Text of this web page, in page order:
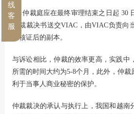
6）仲裁庭应在最终审理结束之日起 30
仲裁裁决书送交VIAC，由VIAC负责向
经核证后的副本。
与诉讼相比，仲裁的效率更高，实践中
所需的时间大约为5-8个月，此外，仲
利于当事人商业秘密的保护。
仲裁裁决的承认与执行上，我国和越南
线
客
服